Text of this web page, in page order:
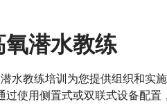
氧潜水教练
水教练培训为您提供组织和实
过使用侧置式或双联式设备配置